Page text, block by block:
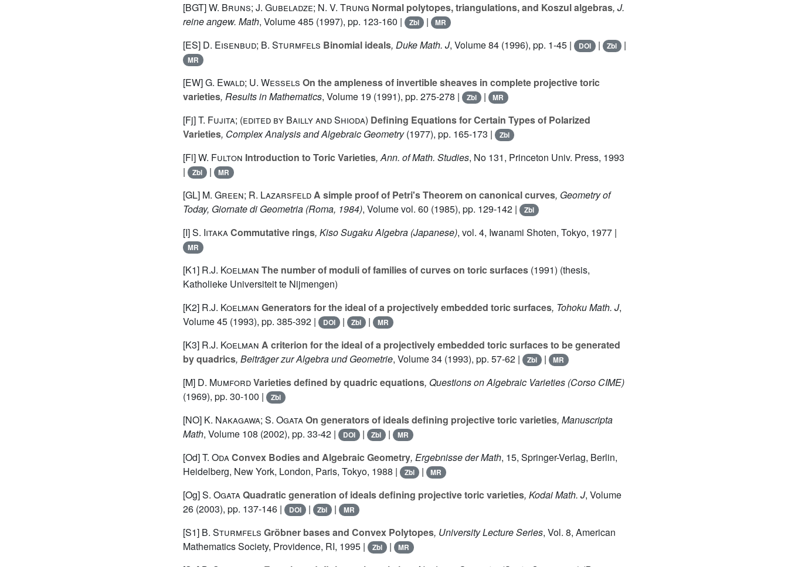
[BGT]W. Bruns; J. Gubeladze; N. V. Trung Normal polytopes, triangulations, and Koszul algebras, J.
reine angew. Math, Volume 485 (1997), pp. 123-160 | Zbl | MR
[ES] D. Eisenbud; B. Sturmfels Binomial ideals, Duke Math. J, Volume 84 (1996), pp. 1-45 | DOI | Zbl |
MR
[EW]G. Ewald; U. Wessels On the ampleness of invertible sheaves in complete projective toric
varieties, Results in Mathematics, Volume 19 (1991), pp. 275-278 | Zbl | MR
[Fj]T. Fujita; (edited by Bailly and Shioda) Defining Equations for Certain Types of Polarized
Varieties, Complex Analysis and Algebraic Geometry(1977), pp. 165-173 | Zbl
[Fl]W. Fulton Introduction to Toric Varieties, Ann. of Math. Studies, No 131, Princeton Univ. Press, 1993
|
Zbl | MR
[GL] M. Green; R. LazarsfeldA simple proof of Petri's Theorem on canonical curves, Geometry of
Today, Giornate di Geometria (Roma, 1984), Volume vol. 60 (1985), pp. 129-142 | Zbl
[I]S. IitakaCommutative rings, Kiso Sugaku Algebra (Japanese), vol. 4, Iwanami Shoten, Tokyo, 1977 |
MR
[K1] R.J. Koelman The number of moduli of families of curves on toric surfaces (1991) (thesis,
Katholieke Universiteit te Nijmengen)
[K2] R.J. Koelman Generators for the ideal of a projectively embedded toric surfaces, Tohoku Math. J,
Volume 45 (1993), pp. 385-392 | DOI | Zbl | MR
[K3] R.J. Koelman A criterion for the ideal of a projectively embedded toric surfaces to be generated
by quadrics, Beiträger zur Algebra und Geometrie, Volume 34 (1993), pp. 57-62 | Zbl | MR
[M] D. MumfordVarieties defined by quadric equations, Questions on Algebraic Varieties (Corso CIME)
(1969), pp. 30-100 |
Zbl
[NO] K. Nakagawa; S. OgataOn generators of ideals defining projective toric varieties, Manuscripta
Math, Volume 108 (2002), pp. 33-42 | DOI | Zbl | MR
[Od]T. OdaConvex Bodies and Algebraic Geometry, Ergebnisse der Math, 15, Springer-Verlag, Berlin,
Heidelberg, New York, London, Paris, Tokyo, 1988 |
Zbl | MR
[Og]S. OgataQuadratic generation of ideals defining projective toric varieties, Kodai Math. J, Volume
26 (2003), pp. 137-146 | DOI | Zbl | MR
[S1] B. Sturmfels Gröbner bases and Convex Polytopes, University Lecture Series, Vol. 8, American
Mathematics Society, Providence, RI, 1995 |
Zbl | MR